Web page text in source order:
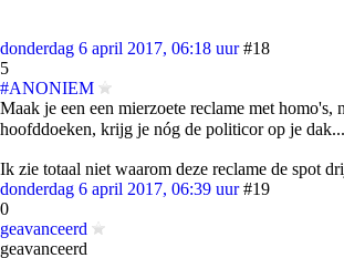
donderdag 6 april 2017, 06:18 uur #18
5
#ANONIEM
Maak je een een mierzoete reclame met homo's,
hoofddoeken, krijg je nóg de politicor op je dak...
Ik zie totaal niet waarom deze reclame de spot
donderdag 6 april 2017, 06:39 uur #19
0
geavanceerd
geavanceerd